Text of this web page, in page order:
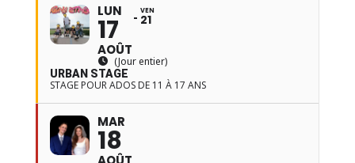
LUN
17
AOÛT
VEN
21
(Jour entier)
URBAN STAGE
STAGE POUR ADOS DE 11 À 17 ANS
MAR
18